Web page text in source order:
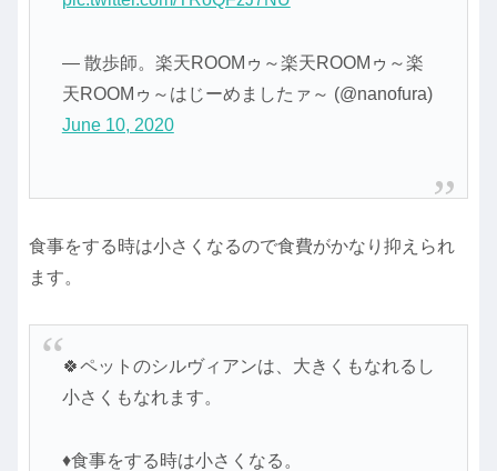
— 散歩師。楽天ROOMゥ～楽天ROOMゥ～楽
天ROOMゥ～はじーめましたァ～ (@nanofura)
June 10, 2020
食事をする時は小さくなるので食費がかなり抑えられ
ます。
🍀ペットのシルヴィアンは、大きくもなれるし
小さくもなれます。
♦食事をする時は小さくなる。